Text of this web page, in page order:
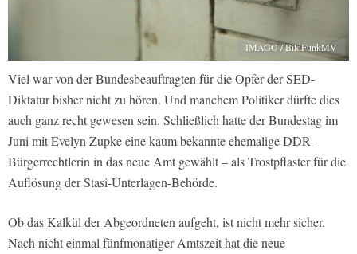
IMAGO / BildFunkMV
Viel war von der Bundesbeauftragten für die Opfer der SED-
Diktatur bisher nicht zu hören. Und manchem Politiker dürfte dies
auch ganz recht gewesen sein. Schließlich hatte der Bundestag im
Juni mit Evelyn Zupke eine kaum bekannte ehemalige DDR-
Bürgerrechtlerin in das neue Amt gewählt – als Trostpflaster für die
Auflösung der Stasi-Unterlagen-Behörde.
Ob das Kalkül der Abgeordneten aufgeht, ist nicht mehr sicher.
Nach nicht einmal fünfmonatiger Amtszeit hat die neue